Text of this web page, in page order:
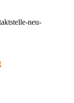
neu-